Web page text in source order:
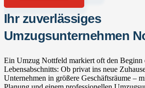
Ihr zuverlässiges
Umzugsunternehmen
Ein Umzug Nottfeld markiert oft den Beginn
Lebensabschnitts: Ob privat ins neue
Unternehmen in größere Geschäftsräume –